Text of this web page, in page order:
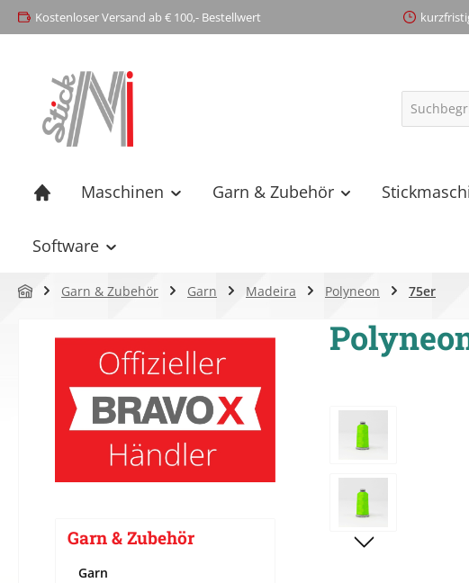
Zur Hauptnavigation springen
Kostenloser Versand ab € 100,- Bestellwert
Maschinen Garn & Zubehör
Software
Garn & Zubehör Garn Madeira Polyneon 75er
Garn & Zubehör
Garn
Bildergalerie